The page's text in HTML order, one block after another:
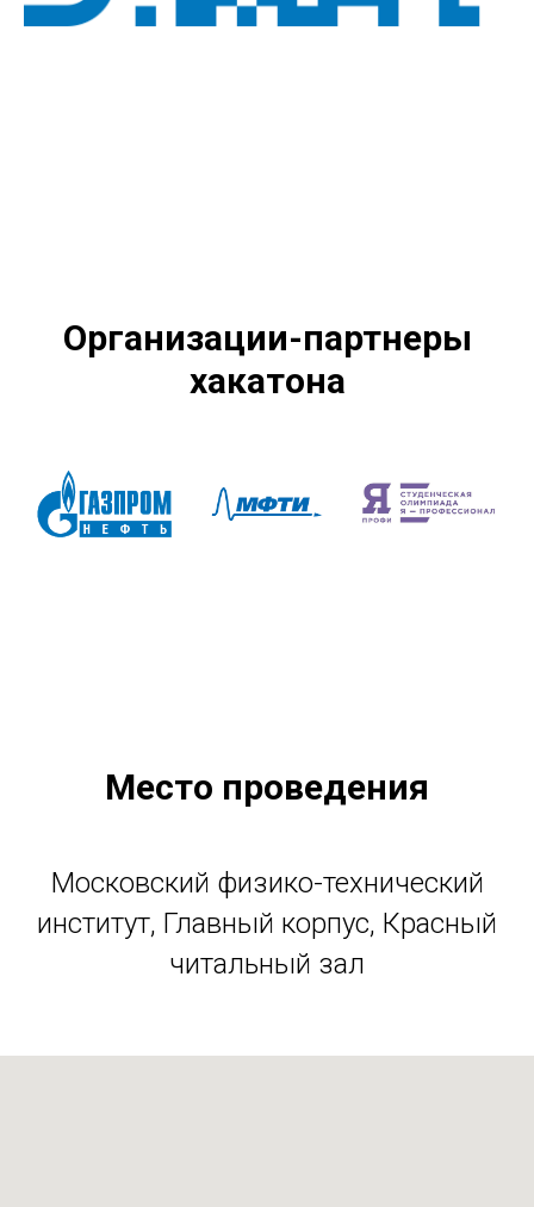
Организации-партнеры
хакатона
Место проведения
Московский физико-технический
институт, Главный корпус, Красный
читальный зал